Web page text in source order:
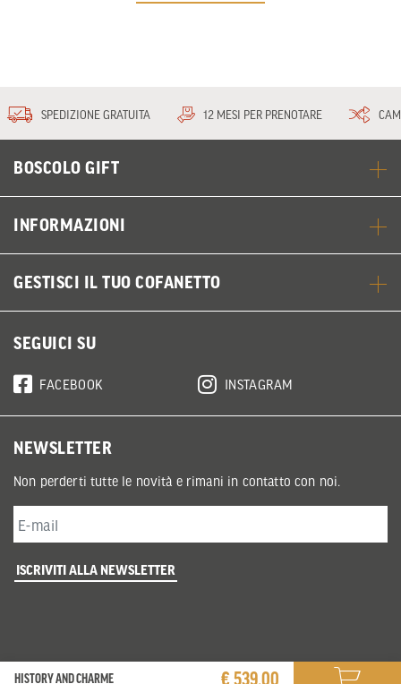
HISTORY AND CHARME € 539,00
SPEDIZIONE GRATUITA 12 MESI PER PRENOTARE
BOSCOLO GIFT
INFORMAZIONI
GESTISCI IL TUO COFANETTO
SEGUICI SU
FACEBOOK INSTAGRAM
NEWSLETTER
Non perderti tutte le novità e rimani in contatto con noi.
ISCRIVITI ALLA NEWSLETTER